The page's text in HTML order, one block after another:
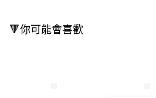
🔻你可能會喜歡